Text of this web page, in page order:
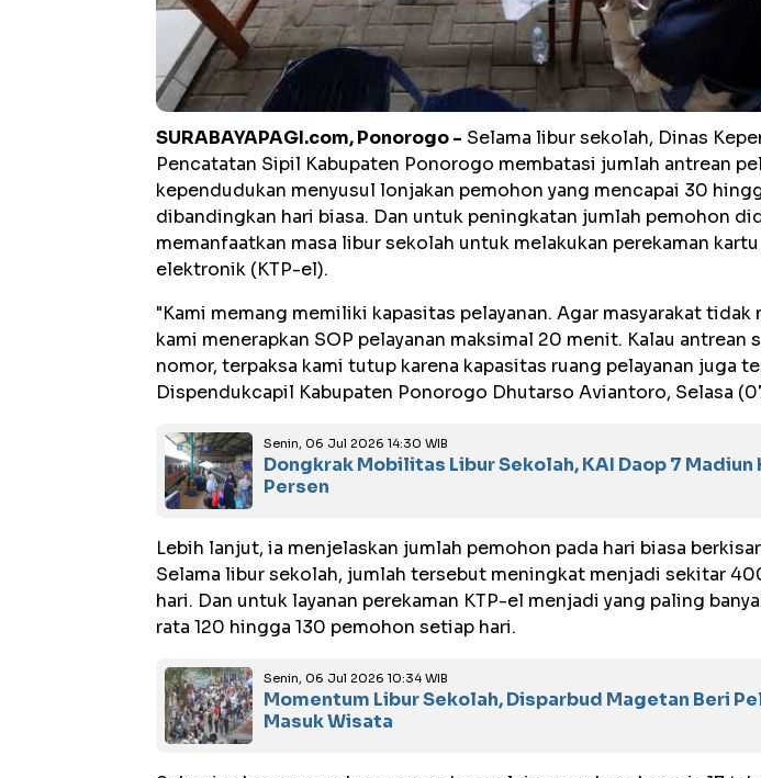
SURABAYAPAGI.com, Ponorogo - Selama libur sekolah, Dinas
Pencatatan Sipil Kabupaten Ponorogo membatasi jumlah antrean
kependudukan menyusul lonjakan pemohon yang mencapai 30
dibandingkan hari biasa. Dan untuk peningkatan jumlah pemohon
memanfaatkan masa libur sekolah untuk melakukan perekaman
elektronik (KTP-el).
"Kami memang memiliki kapasitas pelayanan. Agar masyarakat
kami menerapkan SOP pelayanan maksimal 20 menit. Kalau antrean
nomor, terpaksa kami tutup karena kapasitas ruang pelayanan juga
Dispendukcapil Kabupaten Ponorogo Dhutarso Aviantoro, Selasa
Senin, 06 Jul 2026 14:30 WIB
Dongkrak Mobilitas Libur Sekolah, KAI Daop 7
Persen
Lebih lanjut, ia menjelaskan jumlah pemohon pada hari biasa
Selama libur sekolah, jumlah tersebut meningkat menjadi sekitar
hari. Dan untuk layanan perekaman KTP-el menjadi yang paling
rata 120 hingga 130 pemohon setiap hari.
Senin, 06 Jul 2026 10:34 WIB
Momentum Libur Sekolah, Disparbud Magetan Beri
Masuk Wisata